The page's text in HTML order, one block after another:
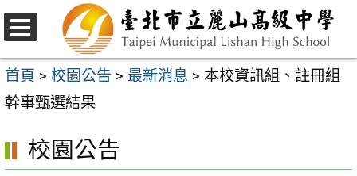
跳
至
主
要
容
選
單
首頁 > 校園公告 > 最新消息 > 本校資訊組、註冊組
幹事甄選結果
校園公告